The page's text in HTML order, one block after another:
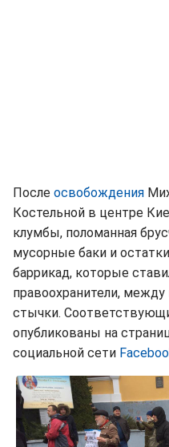
После освобождения
Костельной в центре
клумбы, поломанная
мусорные баки и
баррикад, которые
правоохранители,
стычки.
опубликованы на
социальной сети